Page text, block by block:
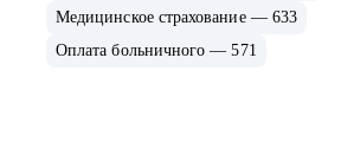
Медицинское страхование — 633
Оплата больничного — 571